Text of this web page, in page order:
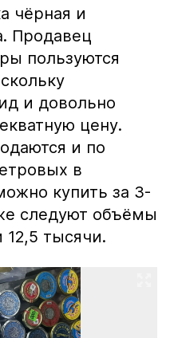
чёрная и
Продавец
пользуются
и довольно
цену.
и по
в
купить за 3-
следуют объёмы
тысячи.